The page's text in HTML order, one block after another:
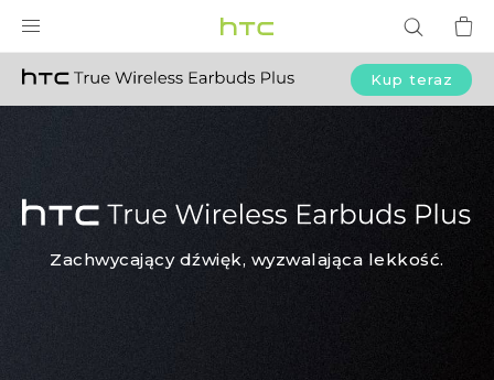
HTC
True
Earbuds
Plus
PRODUKTY
SMARTFONY
Kup teraz
Zachwycający dźwięk, wyzwalająca lekkość.